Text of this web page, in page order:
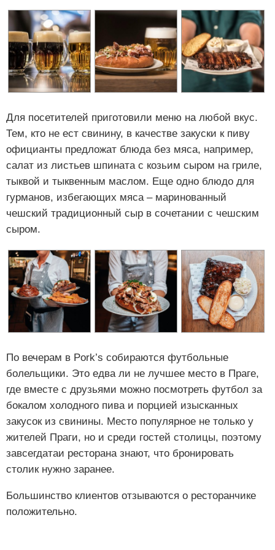
Для посетителей приготовили меню на любой вкус.
Тем, кто не ест свинину, в качестве закуски к пиву
официанты предложат блюда без мяса, например,
салат из листьев шпината с козьим сыром на гриле,
тыквой и тыквенным маслом. Еще одно блюдо для
гурманов, избегающих мяса – маринованный
чешский традиционный сыр в сочетании с чешским
сыром.
По вечерам в Pork’s собираются футбольные
болельщики. Это едва ли не лучшее место в Праге,
где вместе с друзьями можно посмотреть футбол за
бокалом холодного пива и порцией изысканных
закусок из свинины. Место популярное не только у
жителей Праги, но и среди гостей столицы, поэтому
завсегдатаи ресторана знают, что бронировать
столик нужно заранее.
Большинство клиентов отзываются о ресторанчике
положительно.